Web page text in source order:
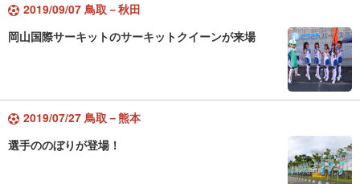
2019/09/07 鳥取－秋田
岡山国際サーキットのサーキットクイーンが来場
2019/07/27 鳥取－熊本
選手ののぼりが登場！